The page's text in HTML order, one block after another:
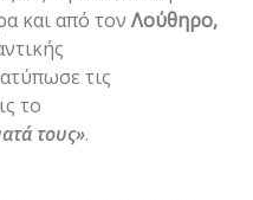
και από τον Λούθηρο,
τις
το
τους».